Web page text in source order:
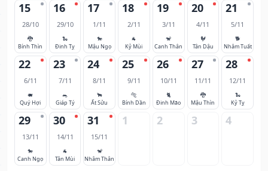
15
28/10
🐉
Bính Thìn
16
29/10
🐍
Đinh Tỵ
17
1/11
🐎
Mậu Ngọ
18
2/11
🐐
Kỷ Mùi
19
3/11
🐒
Canh Thân
20
4/11
🐓
Tân Dậu
21
5/11
🐕
Nhâm Tuất
22
6/11
🐖
Quý Hợi
23
7/11
🐀
Giáp Tý
24
8/11
🐂
Ất Sửu
25
9/11
🐅
Bính Dần
26
10/11
🐈
Đinh Mão
27
11/11
🐉
Mậu Thìn
28
12/11
🐍
Kỷ Tỵ
29
13/11
🐎
Canh Ngọ
30
14/11
🐐
Tân Mùi
31
15/11
🐒
Nhâm Thân
1 2 3 4